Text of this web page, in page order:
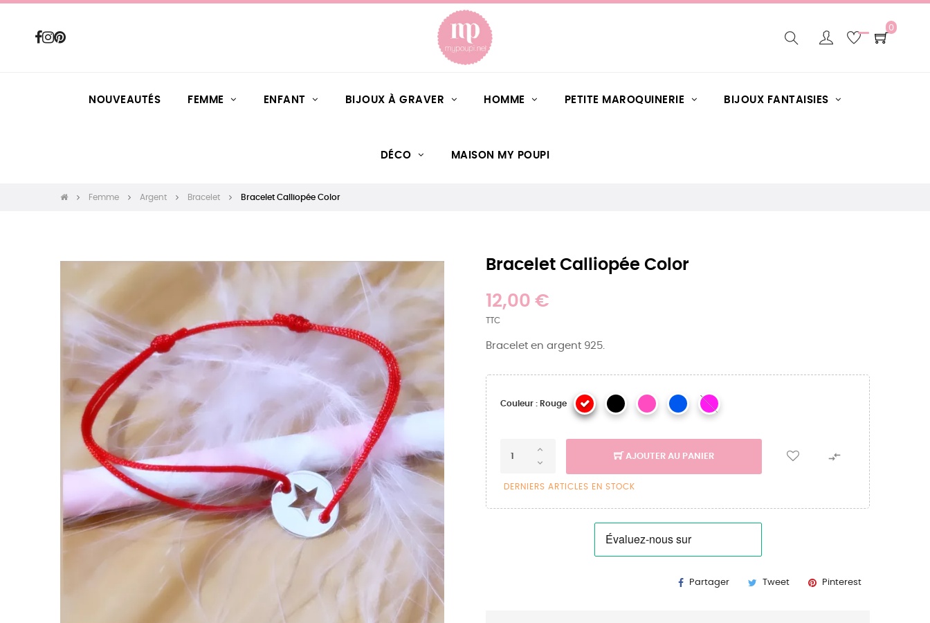
0
NOUVEAUTÉS FEMME ENFANT BIJOUX À GRAVER HOMME PETITE MAROQUINERIE BIJOUX FANTAISIES
DÉCO MAISON MY POUPI
Femme Argent Bracelet Bracelet Calliopée Color
Bracelet Calliopée Color
12,00 €
TTC
Bracelet en argent 925.
Couleur : Rouge
AJOUTER AU PANIER 
DERNIERS ARTICLES EN STOCK
Partager Tweet Pinterest